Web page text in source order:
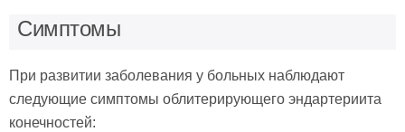
Симптомы
При развитии заболевания у больных наблюдают
следующие симптомы облитерирующего эндартериита
конечностей: